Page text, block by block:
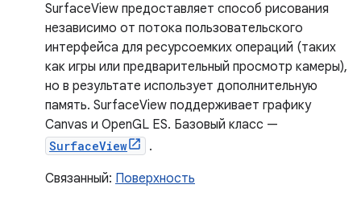
SurfaceView предоставляет способ рисования
независимо от потока пользовательского
интерфейса для ресурсоемких операций (таких
как игры или предварительный просмотр камеры),
но в результате использует дополнительную
память. SurfaceView поддерживает графику
Canvas и OpenGL ES. Базовый класс —
SurfaceView
.
Связанный: Поверхность